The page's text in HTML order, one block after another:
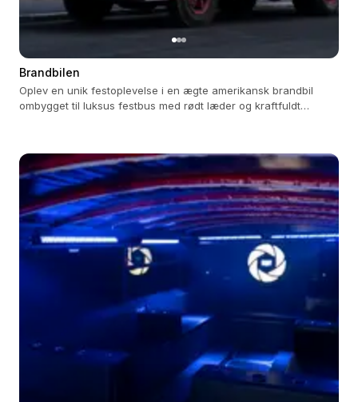
Brandbilen
Oplev en unik festoplevelse i en ægte amerikansk brandbil
ombygget til luksus festbus med rødt læder og kraftfuldt